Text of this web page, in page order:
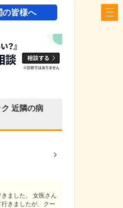
の皆様へ
近隣の病
ました。 女医さん
きましたが、クー